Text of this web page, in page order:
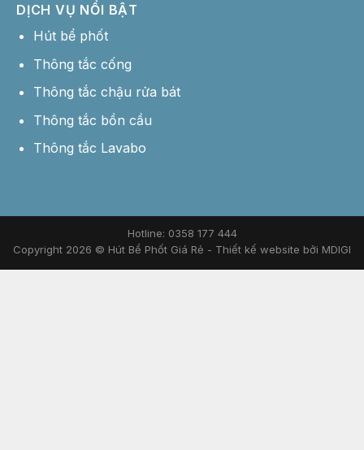
DỊCH VỤ NỔI BẬT
Hút bể phốt
Thông tắc cống
Thông tắc chậu rửa bát
Thông tắc bồn cầu
Thông tắc Lavabo
Hotline: 0358 177 444
Copyright 2026 © Hút Bể Phốt Giá Rẻ - Thiết kế website bởi MDIGI